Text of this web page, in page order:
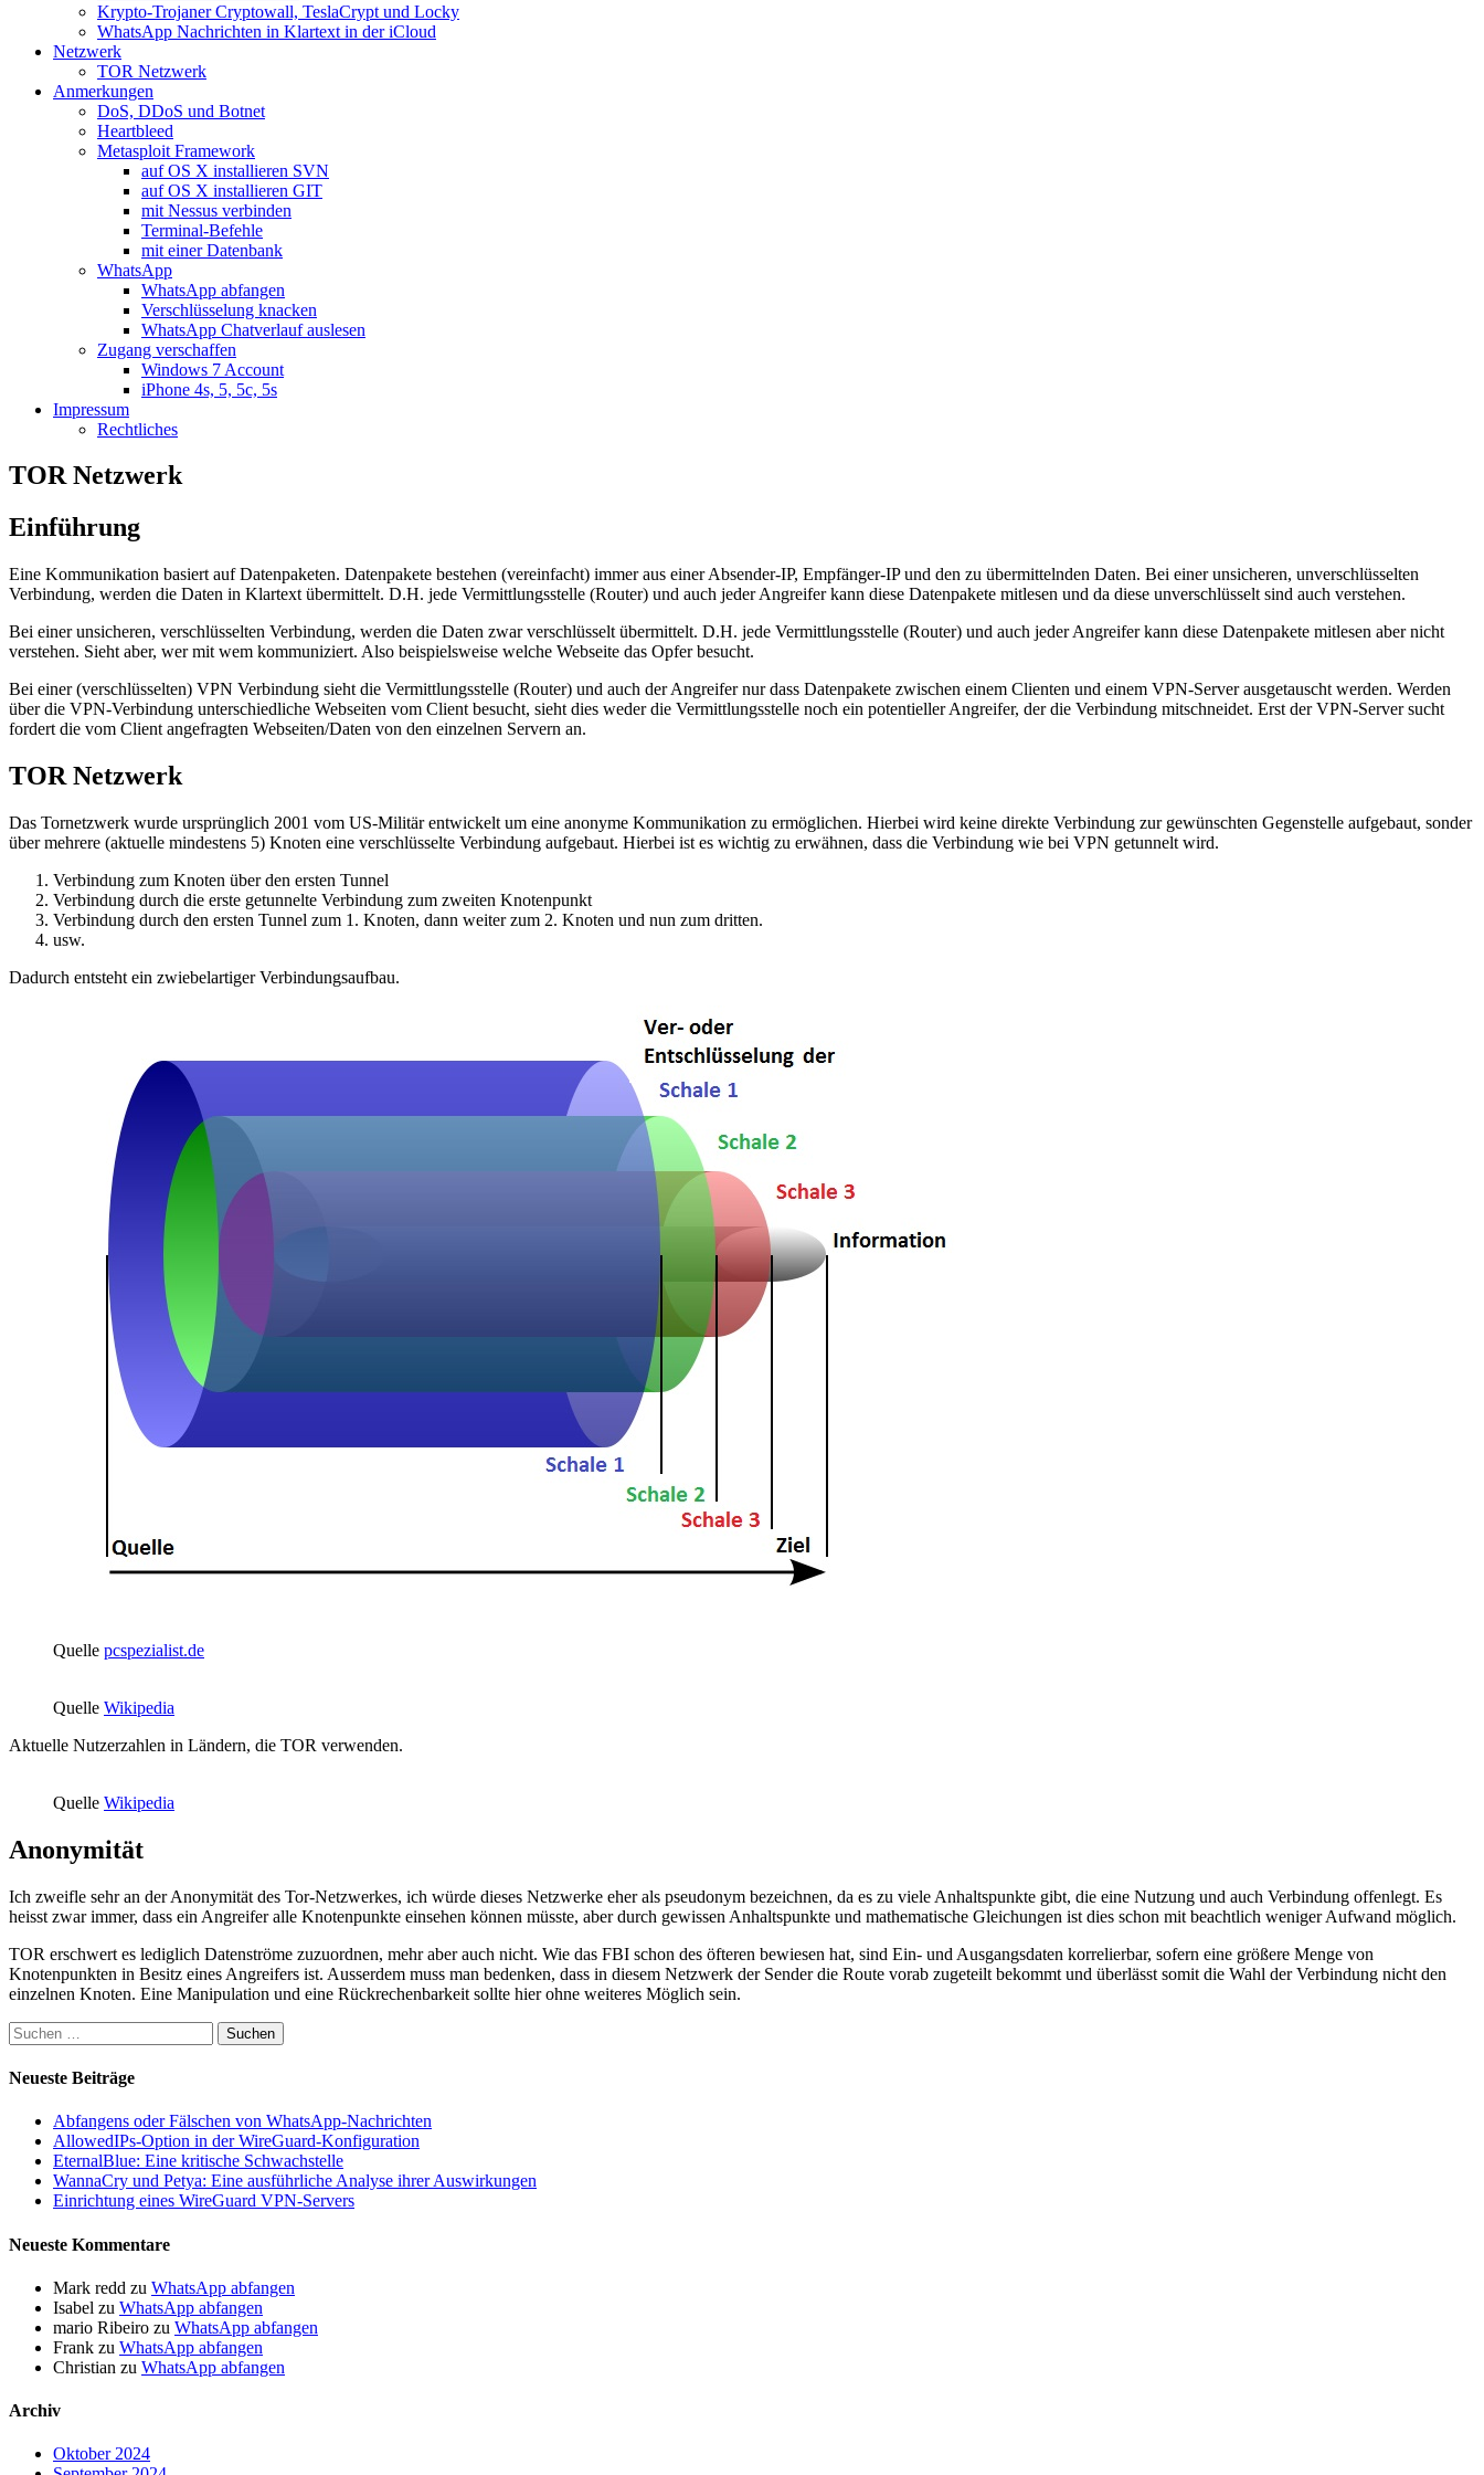
Krypto-Trojaner Cryptowall, TeslaCrypt und Locky
WhatsApp Nachrichten in Klartext in der iCloud
Netzwerk
TOR Netzwerk
Anmerkungen
DoS, DDoS und Botnet
Heartbleed
Metasploit Framework
auf OS X installieren SVN
auf OS X installieren GIT
mit Nessus verbinden
Terminal-Befehle
mit einer Datenbank
WhatsApp
WhatsApp abfangen
Verschlüsselung knacken
WhatsApp Chatverlauf auslesen
Zugang verschaffen
Windows 7 Account
iPhone 4s, 5, 5c, 5s
Impressum
Rechtliches
TOR Netzwerk
Einführung
Eine Kommunikation basiert auf Datenpaketen. Datenpakete bestehen (vereinfacht) immer aus einer Absender-IP, Empfänger-IP und den zu übermittelnden Daten. Bei einer unsicheren, unverschlüsselten
Verbindung, werden die Daten in Klartext übermittelt. D.H. jede Vermittlungsstelle (Router) und auch jeder Angreifer kann diese Datenpakete mitlesen und da diese unverschlüsselt sind auch verstehen.
Bei einer unsicheren, verschlüsselten Verbindung, werden die Daten zwar verschlüsselt übermittelt. D.H. jede Vermittlungsstelle (Router) und auch jeder Angreifer kann diese Datenpakete mitlesen aber nicht
verstehen. Sieht aber, wer mit wem kommuniziert. Also beispielsweise welche Webseite das Opfer besucht.
Bei einer (verschlüsselten) VPN Verbindung sieht die Vermittlungsstelle (Router) und auch der Angreifer nur dass Datenpakete zwischen einem Clienten und einem VPN-Server ausgetauscht werden. Werden
über die VPN-Verbindung unterschiedliche Webseiten vom Client besucht, sieht dies weder die Vermittlungsstelle noch ein potentieller Angreifer, der die Verbindung mitschneidet. Erst der VPN-Server sucht
fordert die vom Client angefragten Webseiten/Daten von den einzelnen Servern an.
TOR Netzwerk
Das Tornetzwerk wurde ursprünglich 2001 vom US-Militär entwickelt um eine anonyme Kommunikation zu ermöglichen. Hierbei wird keine direkte Verbindung zur gewünschten Gegenstelle aufgebaut, sonder
über mehrere (aktuelle mindestens 5) Knoten eine verschlüsselte Verbindung aufgebaut. Hierbei ist es wichtig zu erwähnen, dass die Verbindung wie bei VPN getunnelt wird.
Verbindung zum Knoten über den ersten Tunnel
Verbindung durch die erste getunnelte Verbindung zum zweiten Knotenpunkt
Verbindung durch den ersten Tunnel zum 1. Knoten, dann weiter zum 2. Knoten und nun zum dritten.
usw.
Dadurch entsteht ein zwiebelartiger Verbindungsaufbau.
Quelle pcspezialist.de
Quelle Wikipedia
Aktuelle Nutzerzahlen in Ländern, die TOR verwenden.
Quelle Wikipedia
Anonymität
Ich zweifle sehr an der Anonymität des Tor-Netzwerkes, ich würde dieses Netzwerke eher als pseudonym bezeichnen, da es zu viele Anhaltspunkte gibt, die eine Nutzung und auch Verbindung offenlegt. Es
heisst zwar immer, dass ein Angreifer alle Knotenpunkte einsehen können müsste, aber durch gewissen Anhaltspunkte und mathematische Gleichungen ist dies schon mit beachtlich weniger Aufwand möglich.
TOR erschwert es lediglich Datenströme zuzuordnen, mehr aber auch nicht. Wie das FBI schon des öfteren bewiesen hat, sind Ein- und Ausgangsdaten korrelierbar, sofern eine größere Menge von
Knotenpunkten in Besitz eines Angreifers ist. Ausserdem muss man bedenken, dass in diesem Netzwerk der Sender die Route vorab zugeteilt bekommt und überlässt somit die Wahl der Verbindung nicht den
einzelnen Knoten. Eine Manipulation und eine Rückrechenbarkeit sollte hier ohne weiteres Möglich sein.
Suchen
nach:
Neueste Beiträge
Abfangens oder Fälschen von WhatsApp-Nachrichten
AllowedIPs-Option in der WireGuard-Konfiguration
EternalBlue: Eine kritische Schwachstelle
WannaCry und Petya: Eine ausführliche Analyse ihrer Auswirkungen
Einrichtung eines WireGuard VPN-Servers
Neueste Kommentare
Mark redd zu WhatsApp abfangen
Isabel zu WhatsApp abfangen
mario Ribeiro zu WhatsApp abfangen
Frank zu WhatsApp abfangen
Christian zu WhatsApp abfangen
Archiv
Oktober 2024